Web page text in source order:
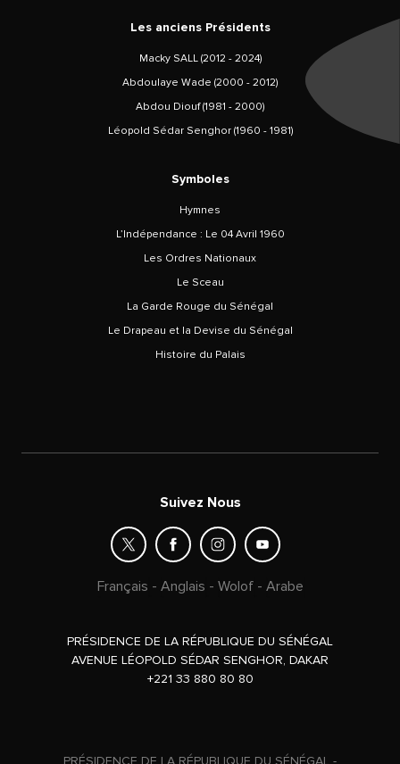
Les anciens Présidents
Macky SALL (2012 - 2024)
Abdoulaye Wade (2000 - 2012)
Abdou Diouf (1981 - 2000)
Léopold Sédar Senghor (1960 - 1981)
Symboles
Hymnes
L’Indépendance : Le 04 Avril 1960
Les Ordres Nationaux
Le Sceau
La Garde Rouge du Sénégal
Le Drapeau et la Devise du Sénégal
Histoire du Palais
Suivez Nous
Français - Anglais - Wolof- Arabe
PRÉSIDENCE DE LA RÉPUBLIQUE DU SÉNÉGAL
AVENUE LÉOPOLD SÉDAR SENGHOR, DAKAR
+221 33 880 80 80
PRÉSIDENCE DE LA RÉPUBLIQUE DU SÉNÉGAL -